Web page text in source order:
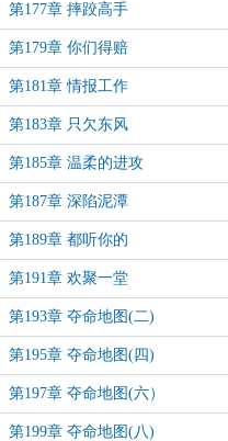
第177章 摔跤高手
第179章 你们得赔
第181章 情报工作
第183章 只欠东风
第185章 温柔的进攻
第187章 深陷泥潭
第189章 都听你的
第191章 欢聚一堂
第193章 夺命地图(二)
第195章 夺命地图(四)
第197章 夺命地图(六）
第199章 夺命地图(八)